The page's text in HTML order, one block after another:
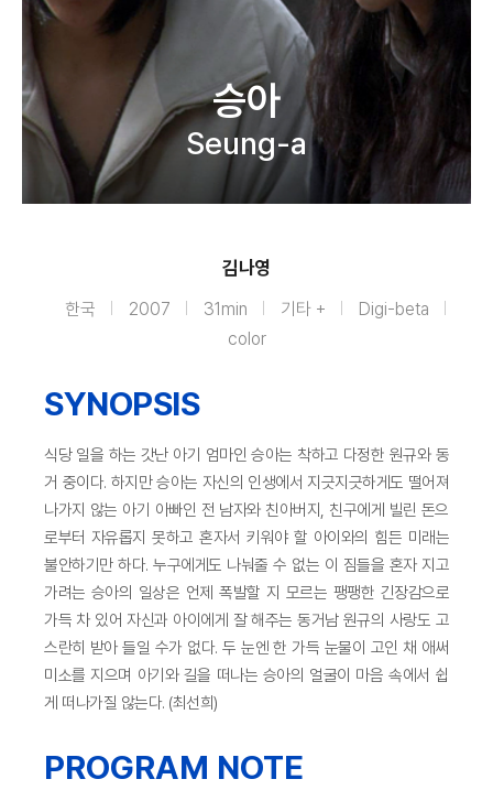
승아
Seung-a
김나영
한국 2007 31min 기타 +
Digi-beta
color
SYNOPSIS
식당 일을 하는 갓난 아기 엄마인 승아는 착하고 다정한 원규와 동
거 중이다. 하지만 승아는 자신의 인생에서 지긋지긋하게도 떨어져
나가지 않는 아기 아빠인 전 남자와 친아버지, 친구에게 빌린 돈으
로부터 자유롭지 못하고 혼자서 키워야 할 아이와의 힘든 미래는
불안하기만 하다. 누구에게도 나눠줄 수 없는 이 짐들을 혼자 지고
가려는 승아의 일상은 언제 폭발할 지 모르는 팽팽한 긴장감으로
가득 차 있어 자신과 아이에게 잘 해주는 동거남 원규의 사랑도 고
스란히 받아 들일 수가 없다. 두 눈엔 한 가득 눈물이 고인 채 애써
미소를 지으며 아기와 길을 떠나는 승아의 얼굴이 마음 속에서 쉽
게 떠나가질 않는다. (최선희)
PROGRAM NOTE